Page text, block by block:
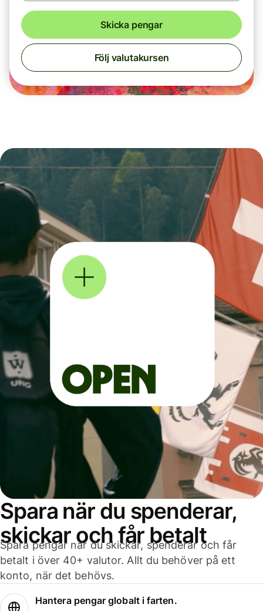
Skicka pengar
Följ valutakursen
Spara när du spenderar,
skickar och får betalt
Spara pengar när du skickar, spenderar och får
betalt i över 40+ valutor. Allt du behöver på ett
konto, när det behövs.
Hantera pengar globalt i farten.